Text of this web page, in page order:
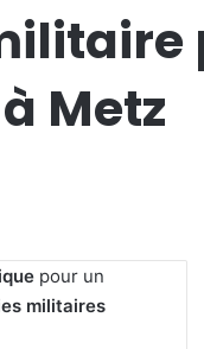
Metz
pour un
militaires